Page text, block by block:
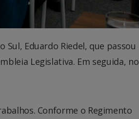
Eduardo Riedel, que passou
Legislativa. Em seguida, no
Conforme o Regimento